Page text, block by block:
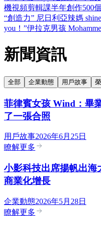
機視頻剪輯課半年創作500
“創造力” 尼日利亞辣媽
you！”伊拉克男孩
新聞資訊
全部 企業動態 用戶故事
菲律賓女孩 Wind：畢
了一張合照
用戶故事2026年6月25日
瞭解更多
小影科技出席揚帆出
商業化增長
企業動態2026年5月28日
瞭解更多